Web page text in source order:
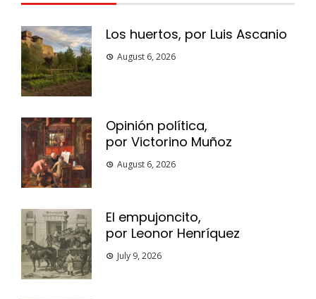
Los huertos, por Luis Ascanio
August 6, 2026
Opinión política,
por Victorino Muñoz
August 6, 2026
El empujoncito,
por Leonor Henríquez
July 9, 2026